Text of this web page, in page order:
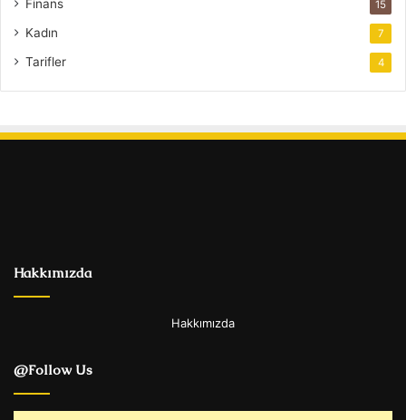
Finans 15
Kadın 7
Tarifler 4
Hakkımızda
Hakkımızda
@Follow Us